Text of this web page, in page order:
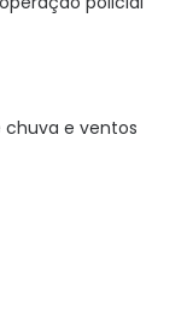
chuva e ventos